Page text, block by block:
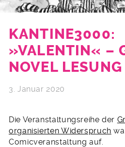
KANTINE3000:
»VALENTIN« –
NOVEL LESUNG
3. Januar 2020
Die Veranstaltungsreihe der
organisierten Widerspruch
Comicveranstaltung auf.